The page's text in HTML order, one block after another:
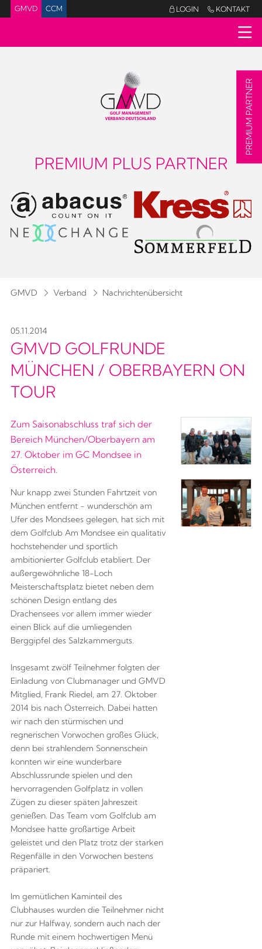
GMVD CCM LOGIN  KONTAKT
PREMIUM PLUS PARTNER
GMVD Verband Nachrichtenübersicht
05.11.2014
GMVD GOLFRUNDE
MÜNCHEN / OBERBAYERN ON
TOUR
Zum Saisonabschluss traf sich der
Bereich München/Oberbayern am
27. Oktober im GC Mondsee in
Österreich.
Nur knapp zwei Stunden Fahrtzeit von
München entfernt - wunderschön am
Ufer des Mondsees gelegen, hat sich mit
dem Golfclub Am Mondsee ein qualitativ
hochstehender und sportlich
ambitionierter Golfclub etabliert. Der
außergewöhnliche 18-Loch
Meisterschaftsplatz bietet neben dem
schönen Design entlang des
Drachensees vor allem immer wieder
einen Blick auf die umliegenden
Berggipfel des Salzkammerguts.
Insgesamt zwölf Teilnehmer folgten der
Einladung von Clubmanager und GMVD
Mitglied, Frank Riedel, am 27. Oktober
2014 bis nach Österreich. Dabei hatten
wir nach den stürmischen und
regnerischen Vorwochen großes Glück,
denn bei strahlendem Sonnenschein
konnten wir eine wunderbare
Abschlussrunde spielen und den
hervorragenden Golfplatz in vollen
Zügen zu dieser späten Jahreszeit
genießen. Das Team vom Golfclub am
Mondsee hatte großartige Arbeit
geleistet und den Platz trotz der starken
Regenfälle in den Vorwochen bestens
präpariert.
Im gemütlichen Kaminteil des
Clubhauses wurden die Teilnehmer nicht
nur zur Halfway, sondern auch nach der
Runde mit einem hochwertigen Menü
PREMIUM PARTNER